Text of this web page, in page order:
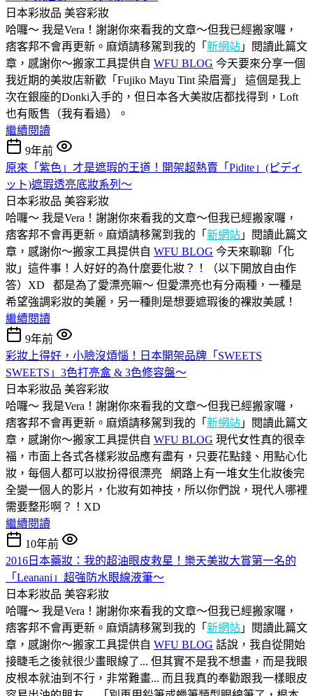
日本彩妝品 美容彩妝
哈囉～ 我是Vera！謝謝你來看我的文章～但我已經搬家囉，
痞客邦不會再更新。麻煩請移駕到我的「 新網站 」閱讀此篇文
章，感謝你～搬家工具提供自 WFU BLOG 今天要來分享一個
我近期的美妝店新歡「Fujiko Mayu Tint 染眉膏」 這個是我上
次在銀座的Donki入手的，但日本各大美妝店都找得到，Loft
也有販售（我有看過）。
繼續閱讀
9年前
原來「紫色」才是遮瑕的王道！開架超熱賣「Pidite」(ピディ
ット)遮瑕透亮底妝系列～
日本彩妝品 美容彩妝
哈囉～ 我是Vera！謝謝你來看我的文章～但我已經搬家囉，
痞客邦不會再更新。麻煩請移駕到我的「 新網站 」閱讀此篇文
章，感謝你～搬家工具提供自 WFU BLOG 今天來聊聊「化
妝」這件事！人好好的為什麼要化妝？！（以下開放自由作
答）XD 都是為了愛漂亮嘛～ 但愛漂亮也有分兩種，一種是
希望強調彩妝的美麗，另一種則是想要遮瑕後的裸妝美感！
繼續閱讀
9年前
彩妝上得好，小臉沒煩惱！日本開架品牌「SWEETS
SWEETS」3色打亮盒 & 3色修容盤～
日本彩妝品 美容彩妝
哈囉～ 我是Vera！謝謝你來看我的文章～但我已經搬家囉，
痞客邦不會再更新。麻煩請移駕到我的「 新網站 」閱讀此篇文
章，感謝你～搬家工具提供自 WFU BLOG 現代女性真的很幸
福，市面上各式各樣彩妝品應有盡有，只要花點錢、用點心化
妝，每個人都可以妝扮得很漂亮 網路上有一堆女生化妝後完
全變一個人的影片，化妝有如神技，所以你們說，現代人哪裡
需要整形啊？！XD
繼續閱讀
10年前
2016日本藥妝：我的超油眼皮救星！樂天美妝大賞第一名的
「Leanani」超強防水眼線液筆～
日本彩妝品 美容彩妝
哈囉～ 我是Vera！謝謝你來看我的文章～但我已經搬家囉，
痞客邦不會再更新。麻煩請移駕到我的「 新網站 」閱讀此篇文
章，感謝你～搬家工具提供自 WFU BLOG 話說，我自從開始
接睫毛之後就很少畫眼線了... 但其實不是我不想畫，而是我眼
皮根本就油到不行，非常難畫... 而且我真的奉勸跟我一樣眼皮